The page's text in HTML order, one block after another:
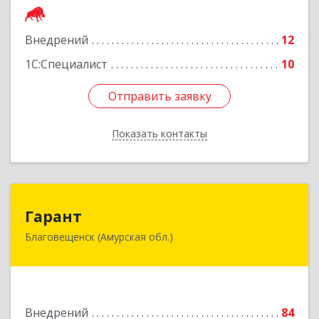
Внедрений
12
1С:Специалист
10
Отправить заявку
Показать контакты
Отправить заявку
Назад
Гарант
Благовещенск (Амурская обл.)
Внедрений
84
675000, Амурская обл, Благовещенск г, Ленина